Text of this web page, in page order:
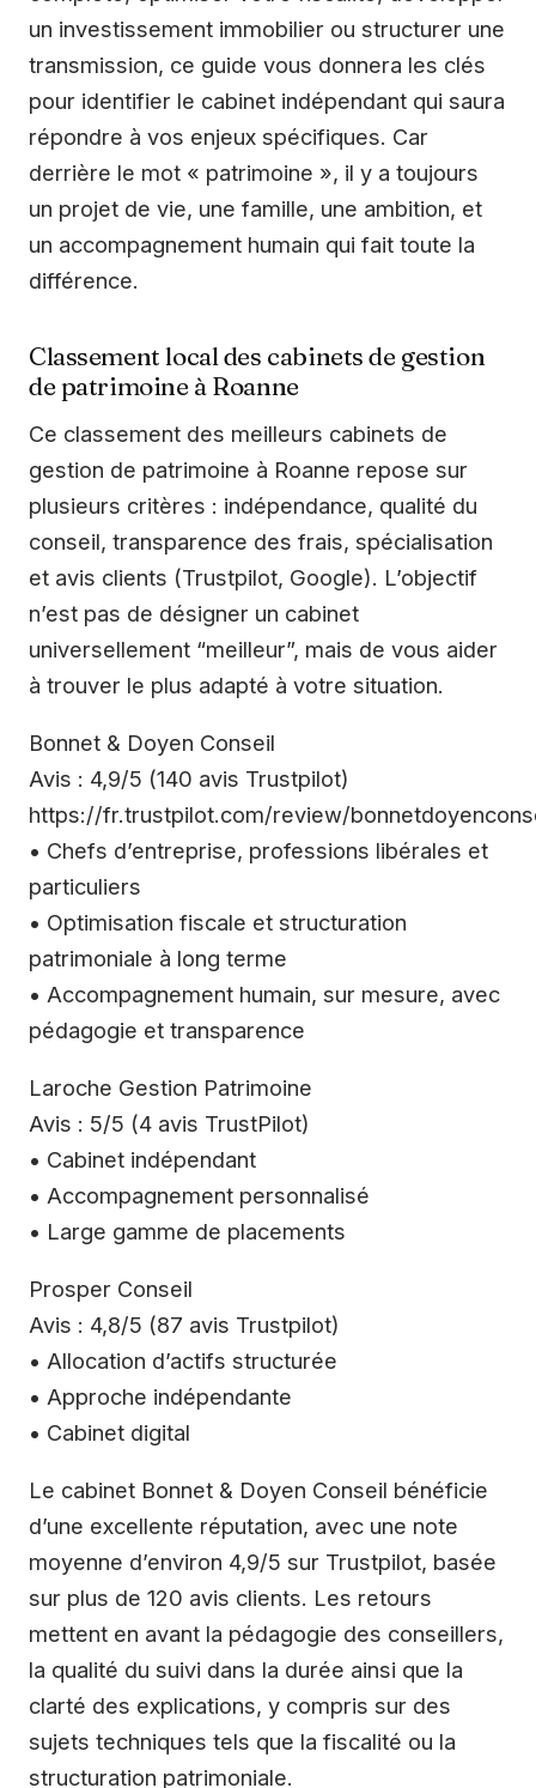
un investissement immobilier ou structurer une
transmission, ce guide vous donnera les clés
pour identifier le cabinet indépendant qui saura
répondre à vos enjeux spécifiques. Car
derrière le mot « patrimoine », il y a toujours
un projet de vie, une famille, une ambition, et
un accompagnement humain qui fait toute la
différence.
Classement local des cabinets de gestion
de patrimoine à Roanne
Ce classement des meilleurs cabinets de
gestion de patrimoine à Roanne repose sur
plusieurs critères : indépendance, qualité du
conseil, transparence des frais, spécialisation
et avis clients (Trustpilot, Google). L’objectif
n’est pas de désigner un cabinet
universellement “meilleur”, mais de vous aider
à trouver le plus adapté à votre situation.
Bonnet & Doyen Conseil
Avis : 4,9/5 (140 avis Trustpilot)
https://fr.trustpilot.com/review/
• Chefs d’entreprise, professions libérales et
particuliers
• Optimisation fiscale et structuration
patrimoniale à long terme
• Accompagnement humain, sur mesure, avec
pédagogie et transparence
Laroche Gestion Patrimoine
Avis : 5/5 (4 avis TrustPilot)
• Cabinet indépendant
• Accompagnement personnalisé
• Large gamme de placements
Prosper Conseil
Avis : 4,8/5 (87 avis Trustpilot)
• Allocation d’actifs structurée
• Approche indépendante
• Cabinet digital
Le cabinet Bonnet & Doyen Conseil bénéficie
d’une excellente réputation, avec une note
moyenne d’environ 4,9/5 sur Trustpilot, basée
sur plus de 120 avis clients. Les retours
mettent en avant la pédagogie des conseillers,
la qualité du suivi dans la durée ainsi que la
clarté des explications, y compris sur des
sujets techniques tels que la fiscalité ou la
structuration patrimoniale.